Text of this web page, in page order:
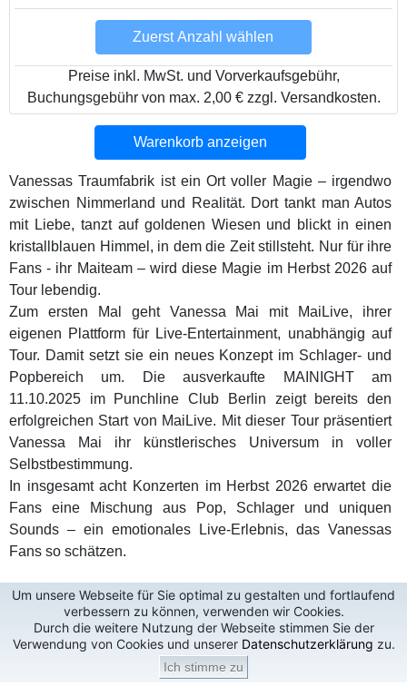
Zuerst Anzahl wählen
Preise inkl. MwSt. und Vorverkaufsgebühr,
Buchungsgebühr von max. 2,00 € zzgl. Versandkosten.
Warenkorb anzeigen
Vanessas Traumfabrik ist ein Ort voller Magie – irgendwo
zwischen Nimmerland und Realität. Dort tankt man Autos
mit Liebe, tanzt auf goldenen Wiesen und blickt in einen
kristallblauen Himmel, in dem die Zeit stillsteht. Nur für ihre
Fans - ihr Maiteam – wird diese Magie im Herbst 2026 auf
Tour lebendig.
Zum ersten Mal geht Vanessa Mai mit MaiLive, ihrer
eigenen Plattform für Live-Entertainment, unabhängig auf
Tour. Damit setzt sie ein neues Konzept im Schlager- und
Popbereich um. Die ausverkaufte MAINIGHT am
11.10.2025 im Punchline Club Berlin zeigt bereits den
erfolgreichen Start von MaiLive. Mit dieser Tour präsentiert
Vanessa Mai ihr künstlerisches Universum in voller
Selbstbestimmung.
In insgesamt acht Konzerten im Herbst 2026 erwartet die
Fans eine Mischung aus Pop, Schlager und uniquen
Sounds – ein emotionales Live-Erlebnis, das Vanessas
Fans so schätzen.
Um unsere Webseite für Sie optimal zu gestalten und fortlaufend
verbessern zu können, verwenden wir Cookies.
Durch die weitere Nutzung der Webseite stimmen Sie der
Verwendung von Cookies und unserer Datenschutzerklärung zu.
Ich stimme zu